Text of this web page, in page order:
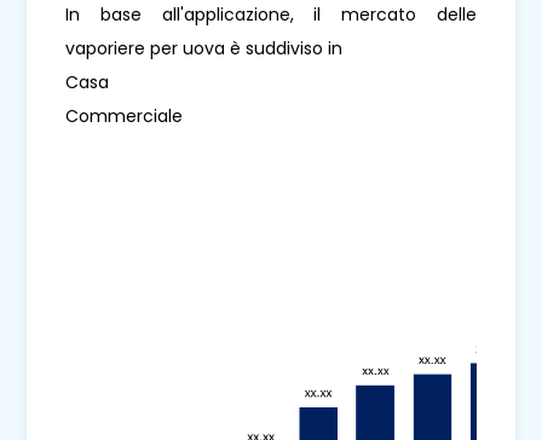
In base all'applicazione, il mercato delle
vaporiere per uova è suddiviso in
Casa
Commerciale